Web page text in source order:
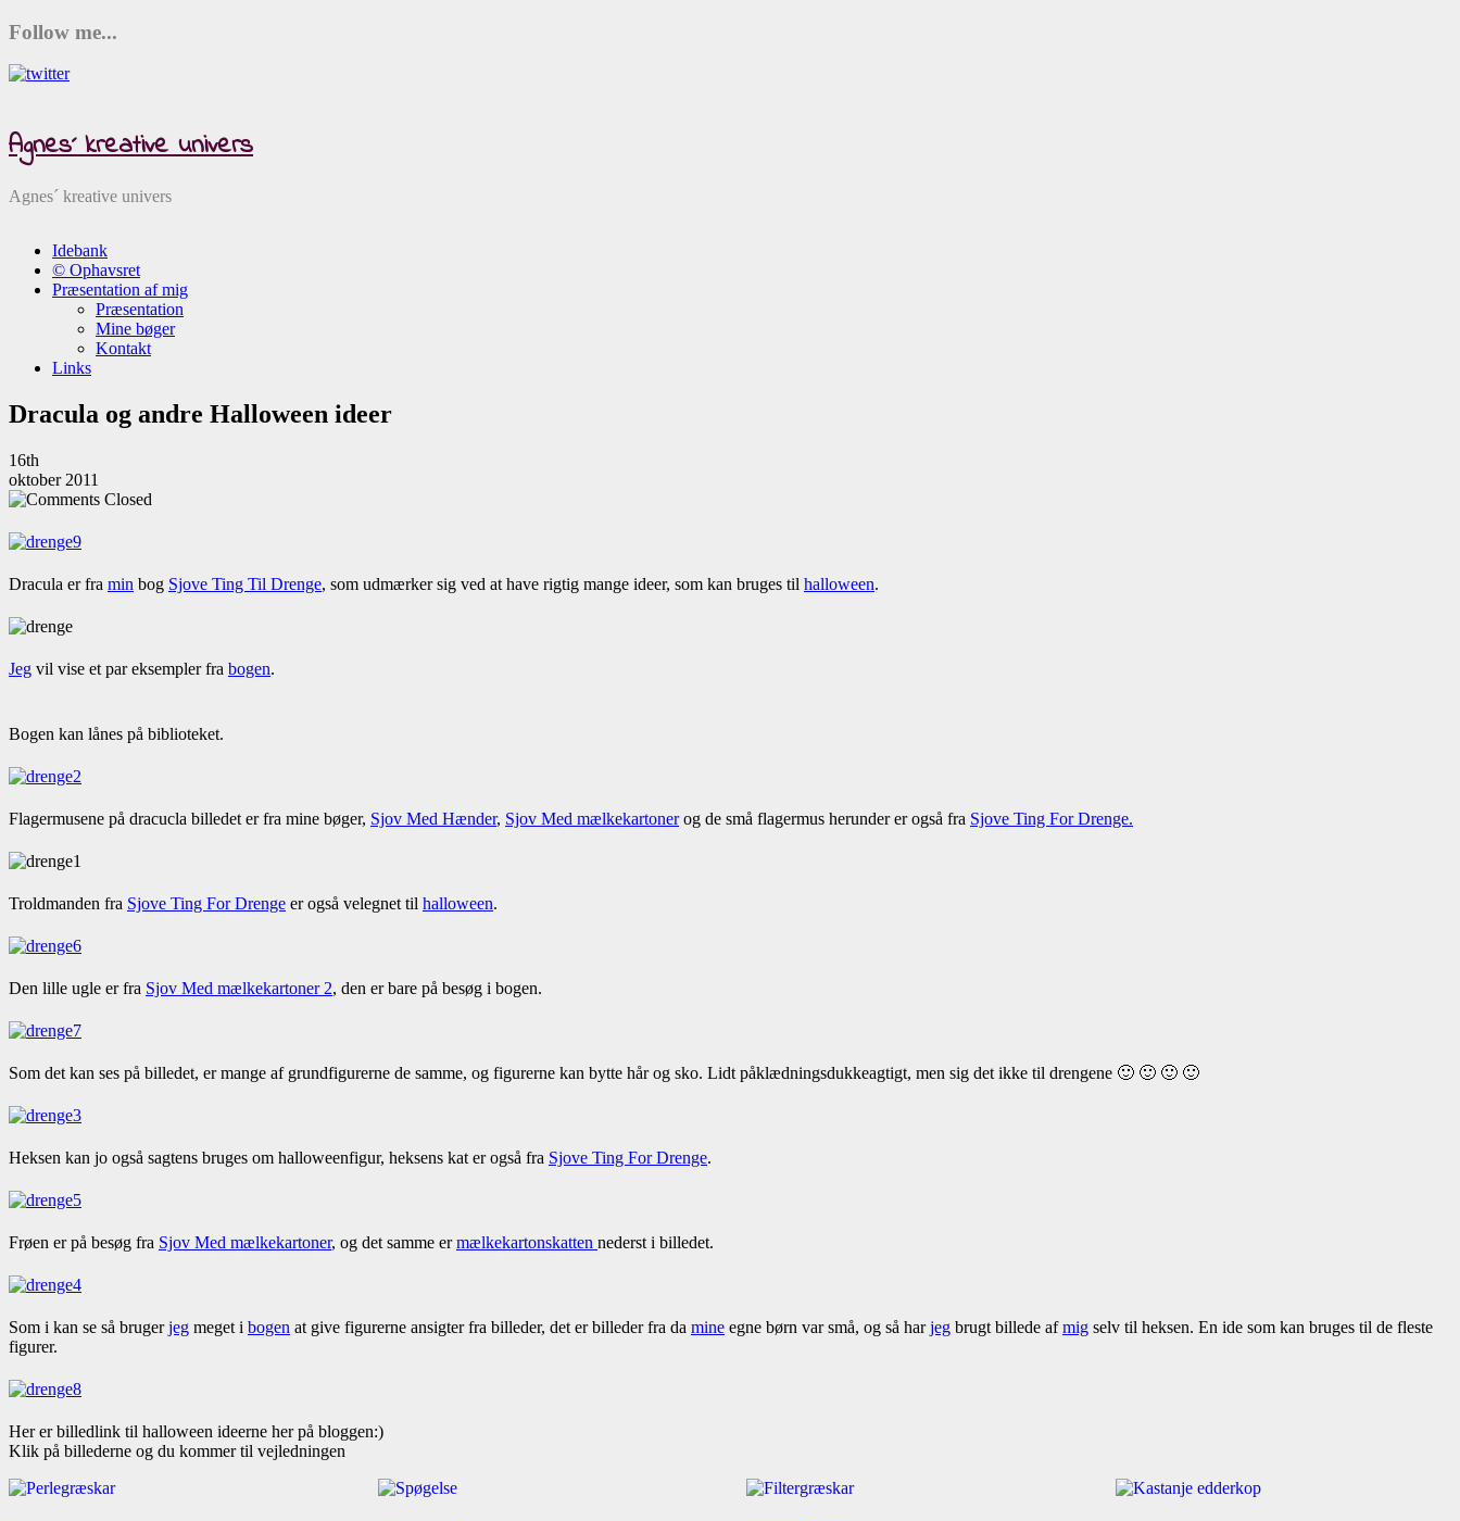
Follow me...
Agnes´ kreative univers
Agnes´ kreative univers
Idebank
© Ophavsret
Præsentation af mig
Præsentation
Mine bøger
Kontakt
Links
Dracula og andre Halloween ideer
16th
oktober 2011
Closed
Dracula er fra min bog Sjove Ting Til Drenge, som udmærker sig ved at have rigtig mange ideer, som kan bruges til halloween.
Jeg vil vise et par eksempler fra bogen.
Bogen kan lånes på biblioteket.
Flagermusene på dracucla billedet er fra mine bøger, Sjov Med Hænder, Sjov Med mælkekartonerog de små flagermus herunder er også fra Sjove Ting For Drenge.
Troldmanden fra Sjove Ting For Drenge er også velegnet til halloween.
Den lille ugle er fra Sjov Med mælkekartoner 2, den er bare på besøg i bogen.
Som det kan ses på billedet, er mange af grundfigurerne de samme, og figurerne kan bytte hår og sko. Lidt påklædningsdukkeagtigt, men sig det ikke til drengene 🙂 🙂 🙂 🙂
Heksen kan jo også sagtens bruges om halloweenfigur, heksens kat er også fra Sjove Ting For Drenge.
Frøen er på besøg fra Sjov Med mælkekartoner, og det samme ermælkekartonskatten nederst i billedet.
Som i kan se så brugerjeg meget i bogen at give figurerne ansigter fra billeder, det er billeder fra da mine egne børn var små, og så harjeg brugt billede afmig selv til heksen. En ide som kan bruges til de fleste
figurer.
Her er billedlink til halloween ideerne her på bloggen:)
Klik på billederne og du kommer til vejledningen